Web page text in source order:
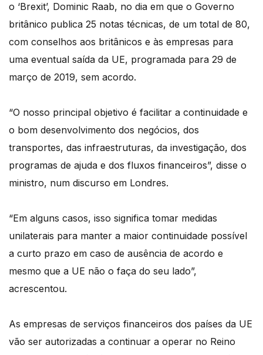
o ‘Brexit’, Dominic Raab, no dia em que o Governo
britânico publica 25 notas técnicas, de um total de 80,
com conselhos aos britânicos e às empresas para
uma eventual saída da UE, programada para 29 de
março de 2019, sem acordo.
“O nosso principal objetivo é facilitar a continuidade e
o bom desenvolvimento dos negócios, dos
transportes, das infraestruturas, da investigação, dos
programas de ajuda e dos fluxos financeiros”, disse o
ministro, num discurso em Londres.
“Em alguns casos, isso significa tomar medidas
unilaterais para manter a maior continuidade possível
a curto prazo em caso de ausência de acordo e
mesmo que a UE não o faça do seu lado”,
acrescentou.
As empresas de serviços financeiros dos países da UE
vão ser autorizadas a continuar a operar no Reino